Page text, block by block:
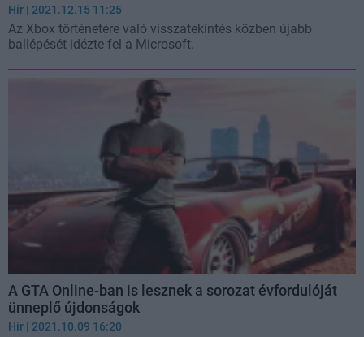
Hír | 2021.12.15 11:25
Az Xbox történetére való visszatekintés közben újabb
ballépését idézte fel a Microsoft.
A GTA Online-ban is lesznek a sorozat évfordulóját
ünneplő újdonságok
Hír | 2021.10.09 16:20